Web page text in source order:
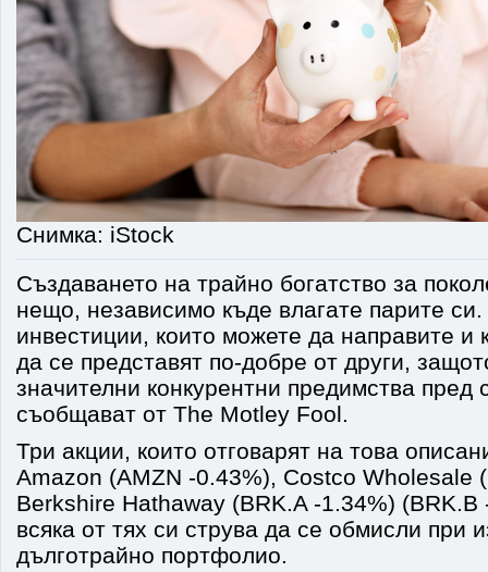
Снимка: iStock
Създаването на трайно богатство за
нещо, независимо къде влагате парите
инвестиции, които можете да направите и
да се представят по-добре от други,
значителни конкурентни предимства пред
съобщават от The Motley Fool.
Три акции, които отговарят на това
Amazon (AMZN -0.43%), Costco Wholesale
Berkshire Hathaway (BRK.A -1.34%)
всяка от тях си струва да се обмисли при
дълготрайно портфолио.